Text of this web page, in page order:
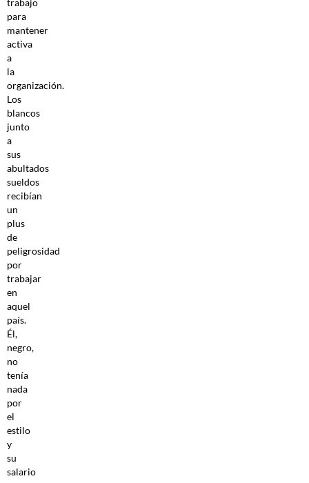
trabajo
para
mantener
activa
a
la
organización.
Los
blancos
junto
a
sus
abultados
sueldos
recibían
un
plus
de
peligrosidad
por
trabajar
en
aquel
país.
Él,
negro,
no
tenía
nada
por
el
estilo
y
su
salario